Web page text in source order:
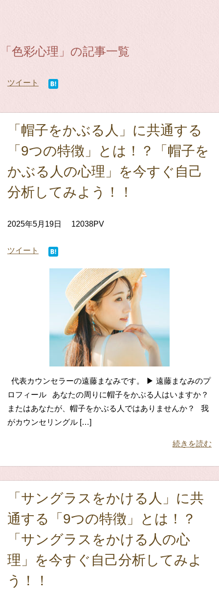
「色彩心理」の記事一覧
ツイート
「帽子をかぶる人」に共通する
「9つの特徴」とは！？「帽子を
かぶる人の心理」を今すぐ自己
分析してみよう！！
2025年5月19日 12038PV
ツイート
代表カウンセラーの遠藤まなみです。 ▶ 遠藤まなみのプ
ロフィール あなたの周りに帽子をかぶる人はいますか？
またはあなたが、帽子をかぶる人ではありませんか？ 我
がカウンセリングル […]
続きを読む
「サングラスをかける人」に共
通する「9つの特徴」とは！？
「サングラスをかける人の心
理」を今すぐ自己分析してみよ
う！！